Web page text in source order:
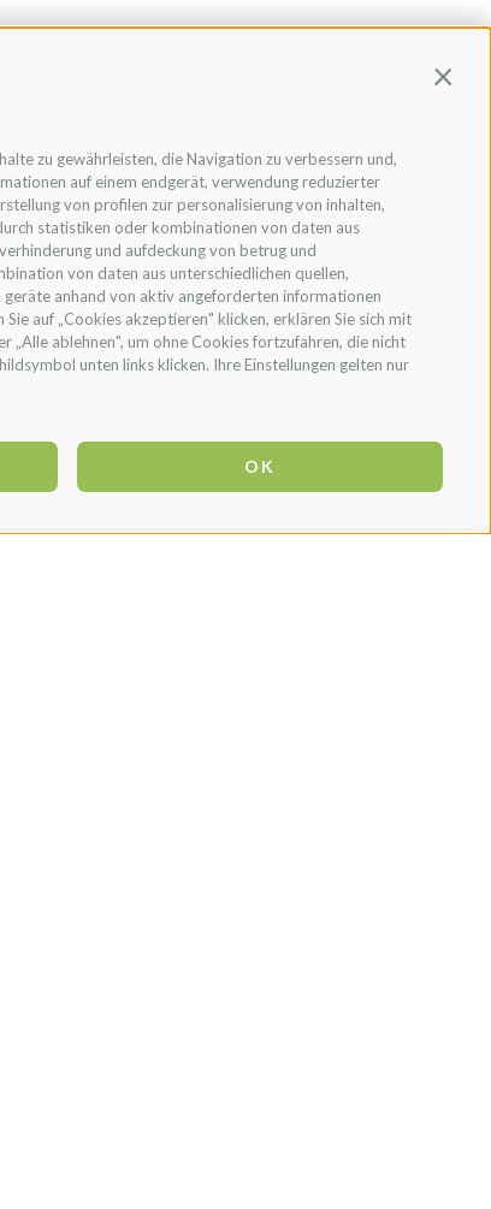
zu gewährleisten, die Navigation zu verbessern und,
auf einem endgerät, verwendung reduzierter
von profilen zur personalisierung von inhalten,
statistiken oder kombinationen von daten aus
und aufdeckung von betrug und
von daten aus unterschiedlichen quellen,
anhand von aktiv angeforderten informationen
auf „Cookies akzeptieren" klicken, erklären Sie sich mit
„Alle ablehnen", um ohne Cookies fortzufahren, die nicht
unten links klicken. Ihre Einstellungen gelten nur
OK